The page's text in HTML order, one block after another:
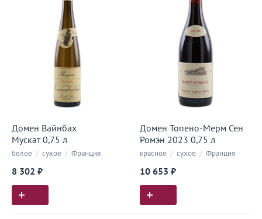
Домен Вайнбах
Мускат 0,75 л
белое / сухое / Франция
8 302 ₽
Домен Топено-Мерм Сен
Ромэн 2023 0,75 л
красное / сухое / Франция
10 653 ₽